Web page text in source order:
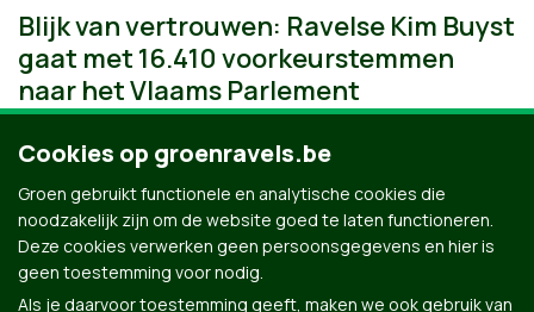
Blijk van vertrouwen: Ravelse Kim Buyst
gaat met 16.410 voorkeurstemmen
naar het Vlaams Parlement
Cookies op groenravels.be
Groen gebruikt functionele en analytische cookies die
noodzakelijk zijn om de website goed te laten functioneren.
Deze cookies verwerken geen persoonsgegevens en hier is
geen toestemming voor nodig.
Als je daarvoor toestemming geeft, maken we ook gebruik van